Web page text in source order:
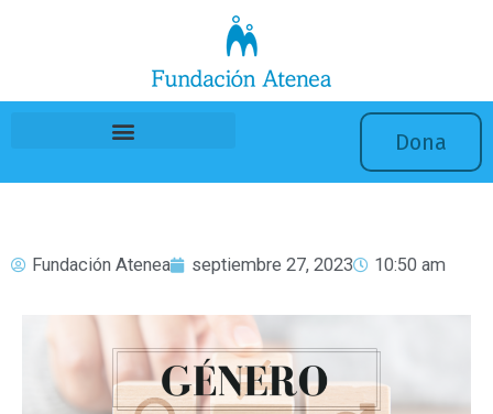
Dona
Fundación Atenea septiembre 27, 2023 10:50 am